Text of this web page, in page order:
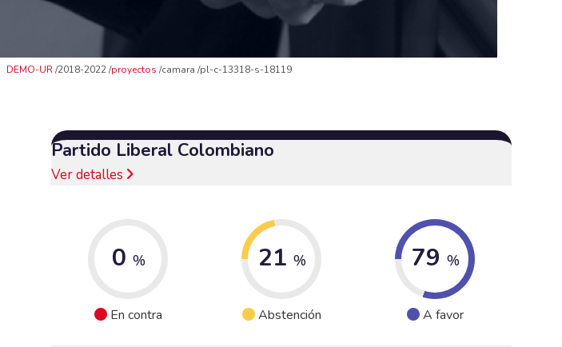
DEMO-UR 2018-2022 proyectos camara pl-c-13318-s-18119
Partido Liberal Colombiano
Ver detalles
0 %
En contra
21 %
Abstención
79 %
A favor